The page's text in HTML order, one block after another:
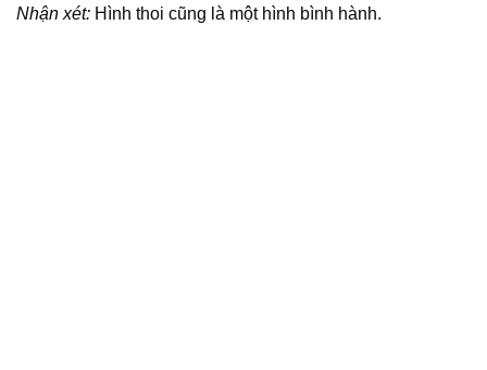
Nhận xét: Hình thoi cũng là một hình bình hành.